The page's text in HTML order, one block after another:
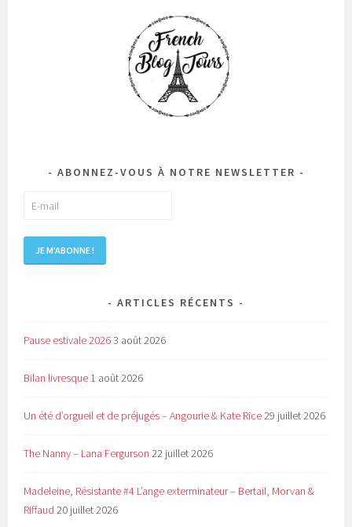
ABONNEZ-VOUS À NOTRE NEWSLETTER
ARTICLES RÉCENTS
Pause estivale 20263 août 2026
Bilan livresque 1 août 2026
Un été d’orgueil et de préjugés – Angourie & Kate Rice29 juillet 2026
The Nanny – Lana Fergurson 22 juillet 2026
Madeleine, Résistante #4 L’ange exterminateur – Bertail, Morvan &
Riffaud 20 juillet 2026